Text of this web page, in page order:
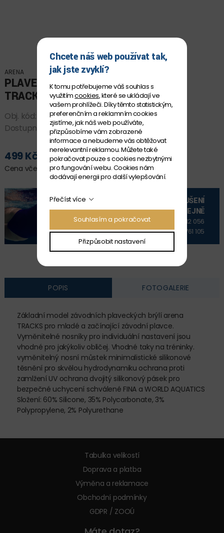
ARENA
PLAVECKÉ BRÝLE ARENA
TRACKS BLUE-GREEN
Obj. kód:
92341_67
Dostupnost:NA DOTAZ
499 Kč
Cena včetně DPH
PŘIDAT DO KOŠÍKU
VYZKOUŠENÍ
NA PRODEJNĚ
+420 606 912 056
+420 606 761 105
POPIS FOTOGALERIE
Základní model závodních plaveckých brýlí arena
TRACKS pro mladé a začínající závodní plavce.
Vyměnitelné nosníky pro individuální nastavení jsou
vhodné pro jakýkoliv obličej. Vhodné taky na tréninky.
vyměnitelný nosní můstek minimalistické silikonové
těsnění pro skvělou hydrodynamiku ochrana proti
zamlžení UV ochrana dvojitý silikonový pásek pro
bezpečné uchycení schválené FINA a WORLD AQUATICS
Složení: 60% Silicone, 35% Polycarbonate, 3%
Polypropylene, 2% Polyurethane
Tabulka velikostí
Doprava a platba
Výměna a reklamace
Obchodní podmínky
GDPR / ZOOÚ
Chcete náš web používat tak,
jak jste zvyklí?
K tomu potřebujeme váš souhlas s
využitímcookies, které se ukládají ve
vašem prohlížeči. Díky těmto statistickým,
preferenčním a reklamním cookies
zjistíme, jak náš web používáte,
přizpůsobíme vám zobrazené
informace a nebudeme vás obtěžovat
nerelevantní reklamou. Můžete také
pokračovat pouze s cookies nezbytnými
pro fungování webu. Cookies nám
dodávají energii pro další vylepšování.
Přečíst více
Souhlasím a pokračovat
Přizpůsobit nastavení